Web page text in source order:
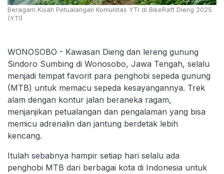
Beragam Kisah Petualangan Komunitas YTI di BikeRaft Dieng 2025
(YTI)
WONOSOBO - Kawasan Dieng dan lereng gunung
Sindoro Sumbing di Wonosobo, Jawa Tengah, selalu
menjadi tempat favorit para penghobi sepeda gunung
(MTB) untuk memacu sepeda kesayangannya. Trek
alam dengan kontur jalan beraneka ragam,
menjanjikan petualangan dan pengalaman yang bisa
memicu adrenalin dan jantung berdetak lebih
kencang.
Itulah sebabnya hampir setiap hari selalu ada
penghobi MTB dari berbagai kota di Indonesia untuk